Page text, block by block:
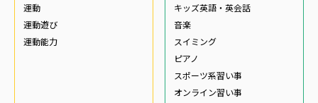
運動
運動遊び
運動能力
キッズ英語・英会話
音楽
スイミング
ピアノ
スポーツ系習い事
オンライン習い事